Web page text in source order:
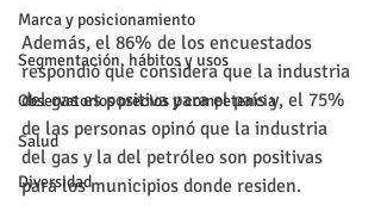
Marca y posicionamiento
Segmentación, hábitos y usos
Observatorios precios y competencia
Salud
Diversidad
Además, el 86% de los encuestados
respondió que considera que la industria
del gas es positiva para el país y, el 75%
de las personas opinó que la industria
del gas y la del petróleo son positivas
para los municipios donde residen.